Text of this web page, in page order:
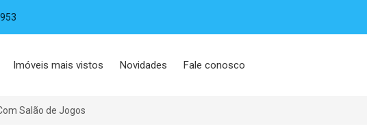
Imóveis mais vistos Novidades Fale conosco
Salão de Jogos